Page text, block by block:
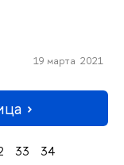
19 марта 2021
33
34